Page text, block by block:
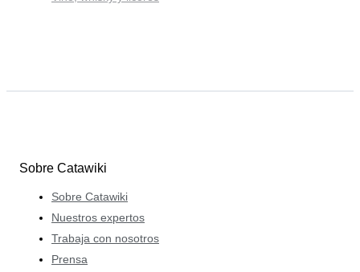
Sobre Catawiki
Sobre Catawiki
Nuestros expertos
Trabaja con nosotros
Prensa